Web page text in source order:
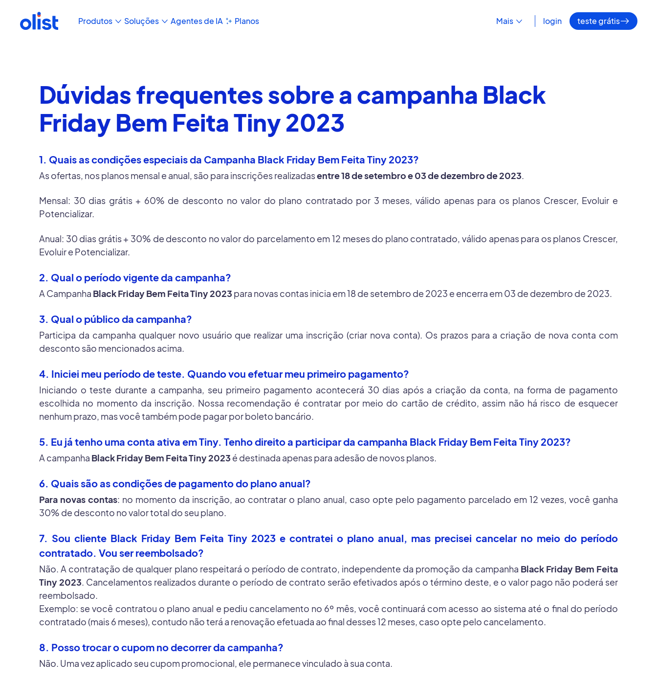
Produtos Soluções Agentes de IA Planos Mais login teste grátis
Dúvidas frequentes sobre a campanha Black
Friday Bem Feita Tiny 2023
1. Quais as condições especiais da Campanha Black Friday Bem Feita Tiny 2023?
As ofertas, nos planos mensal e anual, são para inscrições realizadasentre 18 de setembro e 03 de dezembro de 2023.
Mensal: 30 dias grátis + 60% de desconto no valor do plano contratado por 3 meses, válido apenas para os planos Crescer, Evoluir e
Potencializar.
Anual: 30 dias grátis + 30% de desconto no valor do parcelamento em 12 meses do plano contratado, válido apenas para os planos Crescer,
Evoluir e Potencializar.
2. Qual o período vigente da campanha?
A Campanha Black Friday Bem Feita Tiny 2023 para novas contas inicia em 18 de setembro de 2023 e encerra em 03 de dezembro de 2023.
3. Qual o público da campanha?
Participa da campanha qualquer novo usuário que realizar uma inscrição (criar nova conta). Os prazos para a criação de nova conta com
desconto são mencionados acima.
4. Iniciei meu período de teste. Quando vou efetuar meu primeiro pagamento?
Iniciando o teste durante a campanha, seu primeiro pagamento acontecerá 30 dias após a criação da conta, na forma de pagamento
escolhida no momento da inscrição. Nossa recomendação é contratar por meio do cartão de crédito, assim não há risco de esquecer
nenhum prazo, mas você também pode pagar por boleto bancário.
5. Eu já tenho uma conta ativa em Tiny. Tenho direito a participar da campanha Black Friday Bem Feita Tiny 2023?
A campanha Black Friday Bem Feita Tiny 2023 é destinada apenas para adesão de novos planos.
6. Quais são as condições de pagamento do plano anual?
Para novas contas: no momento da inscrição, ao contratar o plano anual, caso opte pelo pagamento parcelado em 12 vezes, você ganha
30% de desconto no valor total do seu plano.
7. Sou cliente Black Friday Bem Feita Tiny 2023 e contratei o plano anual, mas precisei cancelar no meio do período
contratado. Vou ser reembolsado?
Não. A contratação de qualquer plano respeitará o período de contrato, independente da promoção da campanha Black Friday Bem Feita
Tiny 2023. Cancelamentos realizados durante o período de contrato serão efetivados após o término deste, e o valor pago não poderá ser
reembolsado.
Exemplo: se você contratou o plano anual e pediu cancelamento no 6º mês, você continuará com acesso ao sistema até o final do período
contratado (mais 6 meses), contudo não terá a renovação efetuada ao final desses 12 meses, caso opte pelo cancelamento.
8. Posso trocar o cupom no decorrer da campanha?
Não. Uma vez aplicado seu cupom promocional, ele permanece vinculado à sua conta.